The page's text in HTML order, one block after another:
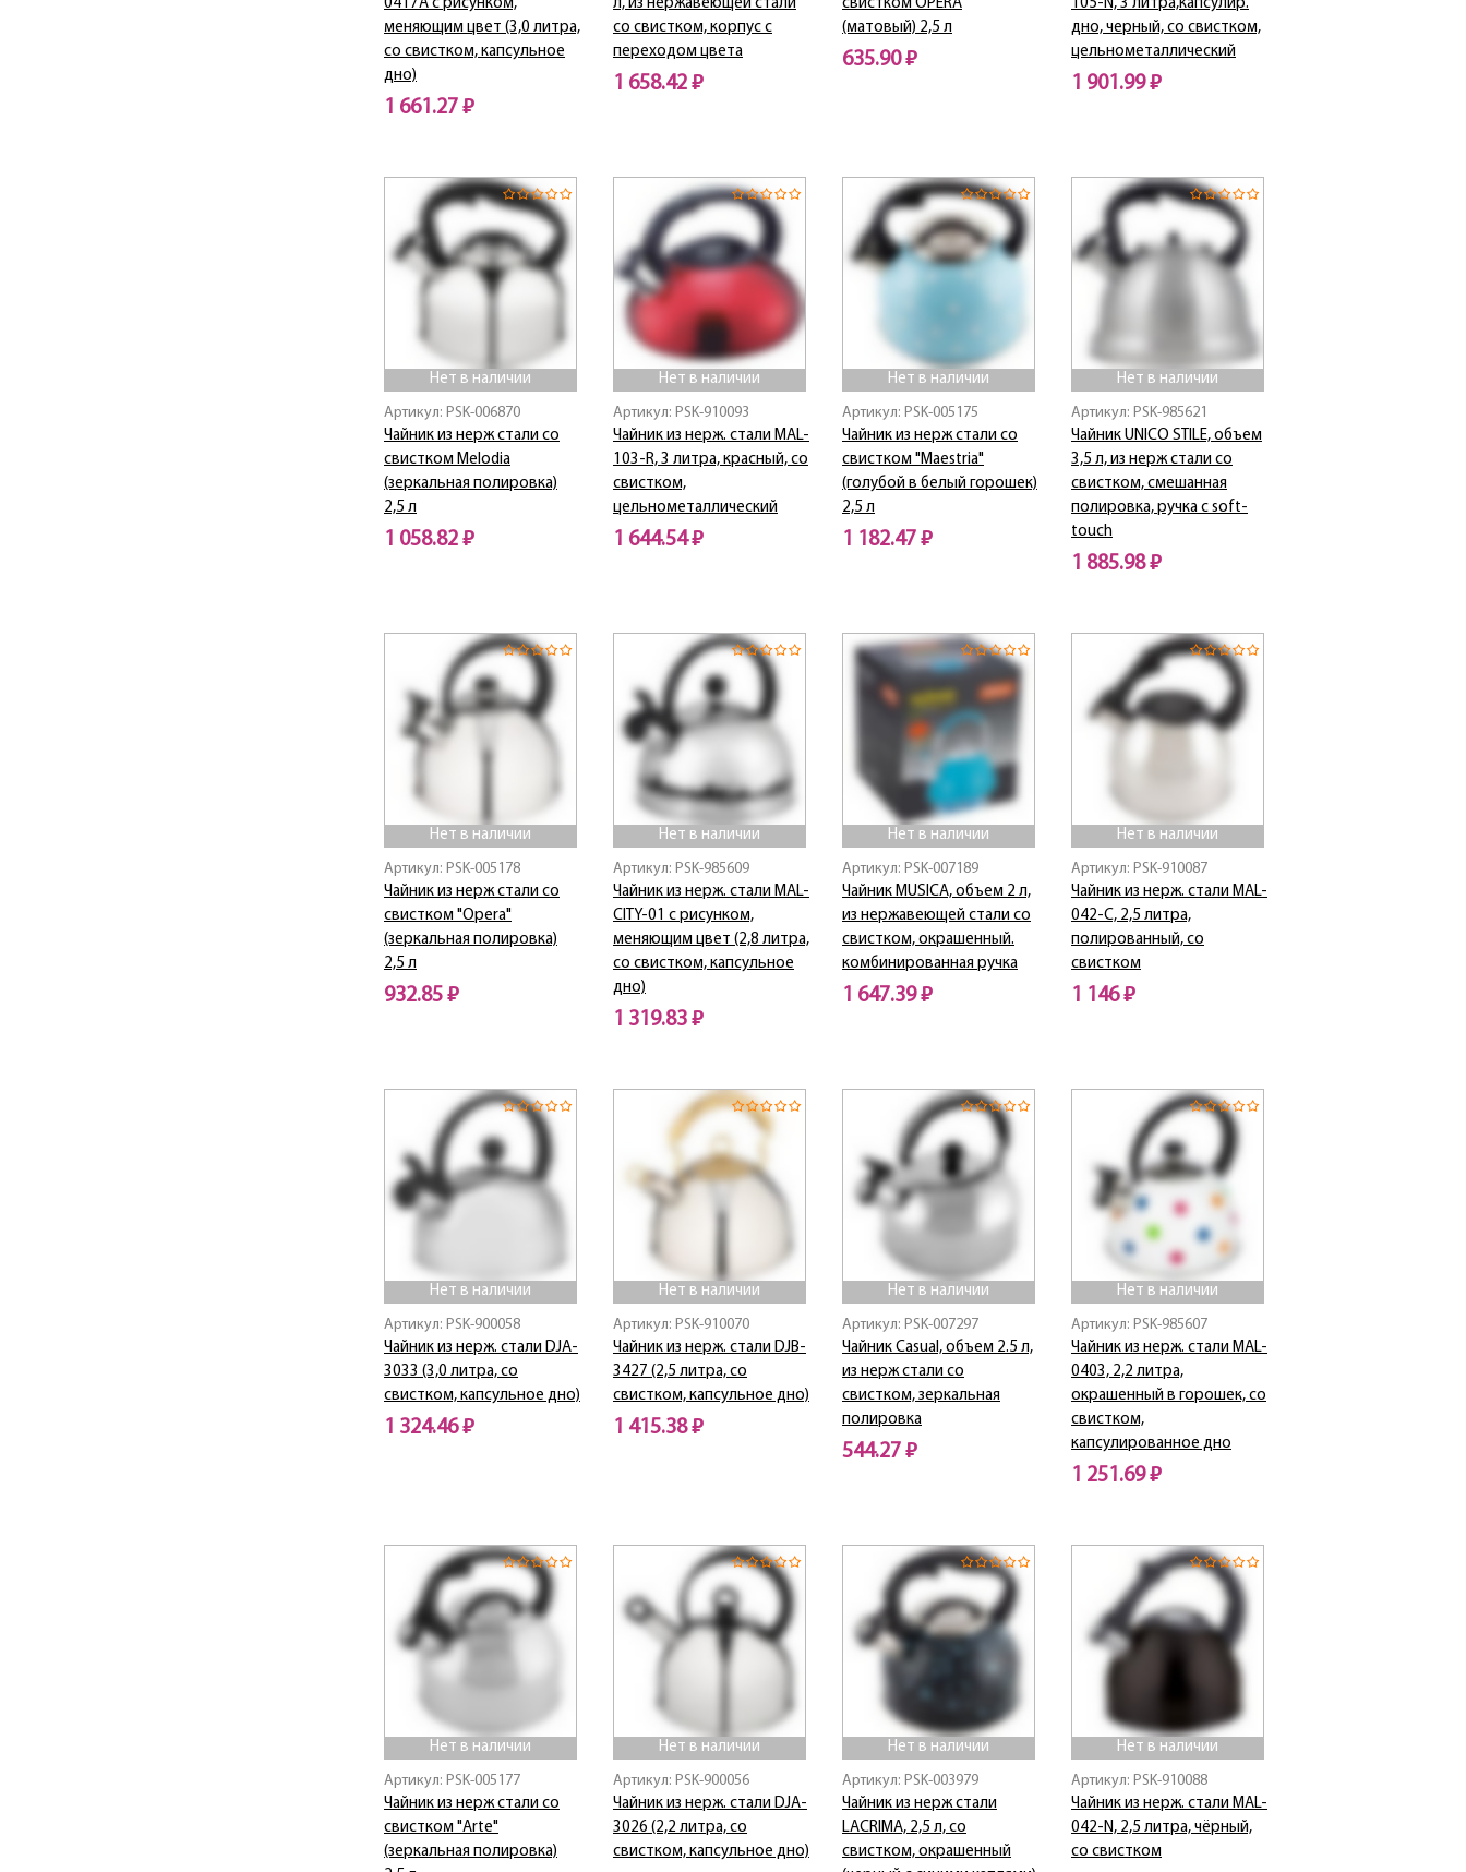
0417A с рисунком,
меняющим цвет (3,0 литра,
со свистком, капсульное
дно)
1 661.27 ₽
л, из нержавеющей стали
со свистком, корпус с
переходом цвета
1 658.42 ₽
свистком OPERA
(матовый) 2,5 л
635.90 ₽
105-N, 3 литра,капсулир.
дно, черный, со свистком,
цельнометаллический
1 901.99 ₽
Нет в наличии
Артикул: PSK-006870
Чайник из нерж стали со
свистком Melodia
(зеркальная полировка)
2,5 л
1 058.82 ₽
Нет в наличии
Артикул: PSK-910093
Чайник из нерж. стали MAL-
103-R, 3 литра, красный, со
свистком,
цельнометаллический
1 644.54 ₽
Нет в наличии
Артикул: PSK-005175
Чайник из нерж стали со
свистком "Maestria"
(голубой в белый горошек)
2,5 л
1 182.47 ₽
Нет в наличии
Артикул: PSK-985621
Чайник UNICO STILE, объем
3,5 л, из нерж стали со
свистком, смешанная
полировка, ручка с soft-
touch
1 885.98 ₽
Нет в наличии
Артикул: PSK-005178
Чайник из нерж стали со
свистком "Opera"
(зеркальная полировка)
2,5 л
932.85 ₽
Нет в наличии
Артикул: PSK-985609
Чайник из нерж. стали MAL-
CITY-01 с рисунком,
меняющим цвет (2,8 литра,
со свистком, капсульное
дно)
1 319.83 ₽
Нет в наличии
Артикул: PSK-007189
Чайник MUSICA, объем 2 л,
из нержавеющей стали со
свистком, окрашенный.
комбинированная ручка
1 647.39 ₽
Нет в наличии
Артикул: PSK-910087
Чайник из нерж. стали MAL-
042-С, 2,5 литра,
полированный, со
свистком
1 146 ₽
Нет в наличии
Артикул: PSK-900058
Чайник из нерж. стали DJA-
3033 (3,0 литра, со
свистком, капсульное дно)
1 324.46 ₽
Нет в наличии
Артикул: PSK-910070
Чайник из нерж. стали DJB-
3427 (2,5 литра, со
свистком, капсульное дно)
1 415.38 ₽
Нет в наличии
Артикул: PSK-007297
Чайник Casual, объем 2.5 л,
из нерж стали со
свистком, зеркальная
полировка
544.27 ₽
Нет в наличии
Артикул: PSK-985607
Чайник из нерж. стали MAL-
0403, 2,2 литра,
окрашенный в горошек, со
свистком,
капсулированное дно
1 251.69 ₽
Нет в наличии
Артикул: PSK-005177
Чайник из нерж стали со
свистком "Arte"
(зеркальная полировка)
Нет в наличии
Артикул: PSK-900056
Чайник из нерж. стали DJA-
3026 (2,2 литра, со
свистком, капсульное дно)
Нет в наличии
Артикул: PSK-003979
Чайник из нерж стали
LACRIMA, 2,5 л, со
свистком, окрашенный
Нет в наличии
Артикул: PSK-910088
Чайник из нерж. стали MAL-
042-N, 2,5 литра, чёрный,
со свистком